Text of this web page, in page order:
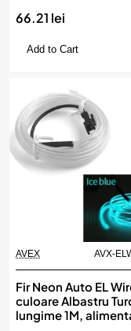
66.21 lei
Add to Cart
AVEX AVX-
Fir Neon Auto EL
culoare Albastru
lungime 1M,